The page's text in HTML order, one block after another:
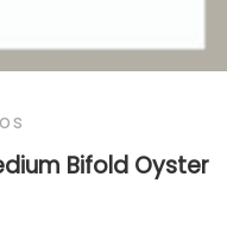
Bifold Oyster